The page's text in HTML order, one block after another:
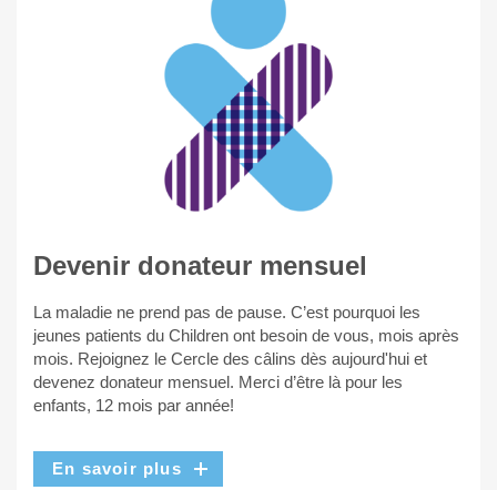
Devenir donateur mensuel
La maladie ne prend pas de pause. C’est pourquoi les
jeunes patients du Children ont besoin de vous, mois après
mois. Rejoignez le Cercle des câlins dès aujourd'hui et
devenez donateur mensuel. Merci d’être là pour les
enfants, 12 mois par année!
En savoir plus